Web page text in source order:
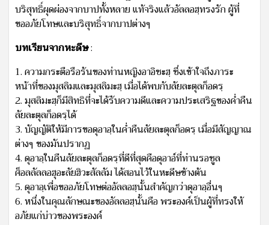
บริสุทธิ์ผุดผ่องจากบาปทั้งหลาย แท้จริงแล้วอัลลอฮฺทรงรัก ผู้ที่
ขออภัยโทษและบริสุทธิ์จากบาปต่างๆ
บทเรียนจากหะดีษ:
1. ความกระตือรือร้นของท่านหญิงอาอิชะฮฺ ซึ่งเข้าใจถึงภาระ
หน้าที่ของมุสลิมและมุสลิมะฮฺ เมื่อได้พบกับลัยละตุลก็อดรฺ
2. มุสลิมะฮฺก็มีสิทธิที่จะได้รับความดีและความประเสริฐของค่ำคืน
ลัยละตุลก็อดรฺได้
3. บัญญัติให้มีการขอดุอาอฺในค่ำคืนลัยละตุลก็อดรฺ เมื่อมีสัญญาณ
ต่างๆ ของมันปรากฏ
4. ดุอาอฺในคืนลัยละตุลก็อดรฺที่ดีที่สุดคือดุอาอ์ที่ท่านรอซูล
ศ็อลลัลลอฮุอะลัยฮิวะสัลลัม ได้สอนไว้ในหะดีษข้างต้น
5. ดุอาอฺเพื่อขออภัยโทษต่ออัลลอฮฺนั้นสำคัญกว่าดุอาอฺอื่นๆ
6. หนึ่งในคุณลักษณะของอัลลอฮฺนั้นคือ พระองค์เป็นผู้ที่ทรงให้
อภัยแก่บ่าวของพระองค์